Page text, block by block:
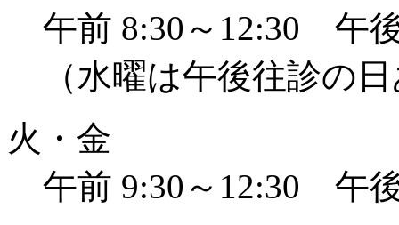
午前 8:30～12:30 午
（水曜は午後往診の
火・金
午前 9:30～12:30 午